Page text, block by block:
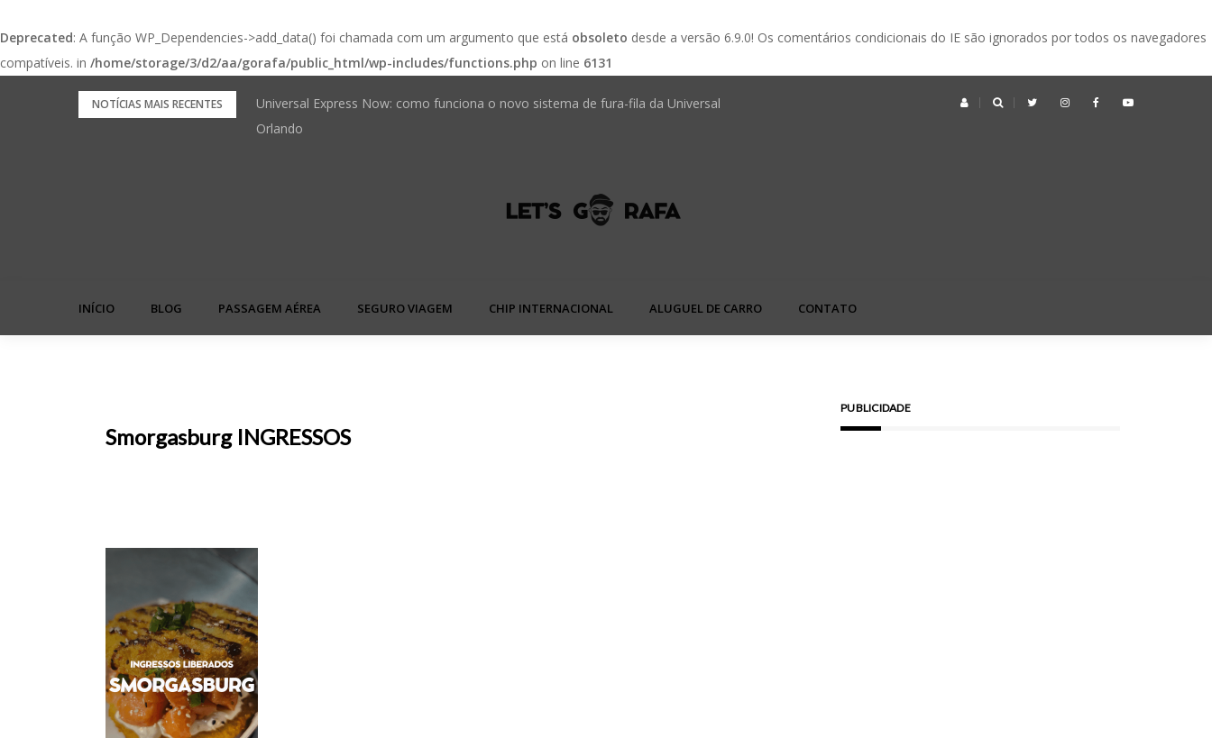
Deprecated: A função WP_Dependencies->add_data() foi chamada com um argumento que está obsoleto desde a versão 6.9.0! Os comentários condicionais do IE são ignorados por todos os navegadores
compatíveis. in /home/storage/3/d2/aa/gorafa/public_html/wp-includes/functions.php on line 6131
NOTÍCIAS MAIS RECENTES
Universal Express Now: como funciona o novo sistema de fura-fila da Universal
Orlando
FNRH Digital: o check-in em hotéis brasileiros mudou — veja o que fazer na
próxima viagem
Golden Week no Japão: o que é, quando acontece e vale a pena visitar?
INÍCIO BLOG PASSAGEM AÉREA SEGURO VIAGEM CHIP INTERNACIONAL ALUGUEL DE CARRO CONTATO
Smorgasburg INGRESSOS
PUBLICIDADE